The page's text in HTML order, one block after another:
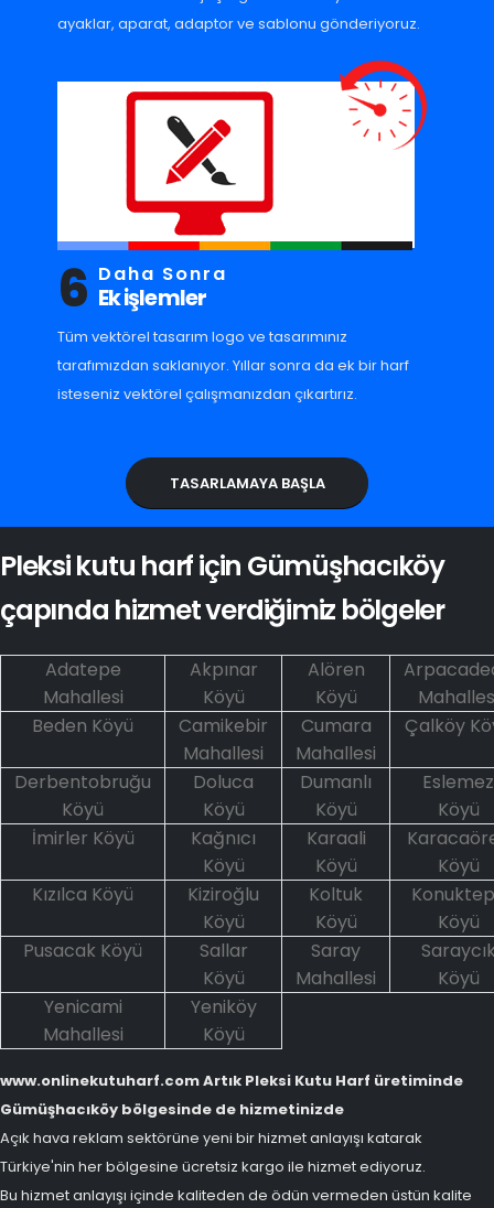
ayaklar, aparat, adaptor ve sablonu gönderiyoruz.
6 Daha Sonra
Ek işlemler
Tüm vektörel tasarım logo ve tasarımınız
tarafımızdan saklanıyor. Yıllar sonra da ek bir harf
isteseniz vektörel çalışmanızdan çıkartırız.
TASARLAMAYA BAŞLA
Pleksi kutu harf için Gümüşhacıköy
çapında hizmet verdiğimiz bölgeler
Adatepe
Mahallesi
Akpınar
Köyü
Alören
Köyü
Beden Köyü
Camikebir
Mahallesi
Cumara
Mahallesi
Çalköy
Derbentobruğu
Köyü
Doluca
Köyü
Dumanlı
Köyü
Eslemez
Köyü
İmirler Köyü
Kağnıcı
Köyü
Karaali
Köyü
Köyü
Kızılca Köyü
Kiziroğlu
Köyü
Koltuk
Köyü
Köyü
Pusacak Köyü
Sallar
Köyü
Saray
Mahallesi
Köyü
Yenicami
Mahallesi
Yeniköy
Köyü
www.onlinekutuharf.com Artık Pleksi Kutu Harf üretiminde
Gümüşhacıköy bölgesinde de hizmetinizde
Açık hava reklam sektörüne yeni bir hizmet anlayışı katarak
Türkiye'nin her bölgesine ücretsiz kargo ile hizmet ediyoruz.
Bu hizmet anlayışı içinde kaliteden de ödün vermeden üstün kalite